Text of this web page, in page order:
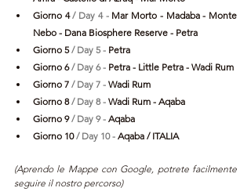
Giorno 4 / Day 4 - Mar Morto - Madaba - Monte
Nebo - Dana Biosphere Reserve - Petra
Giorno 5 / Day 5 - Petra
Giorno 6 / Day 6 - Petra - Little Petra - Wadi Rum
Giorno 7 / Day 7 - Wadi Rum
Giorno 8 / Day 8 - Wadi Rum - Aqaba
Giorno 9 / Day 9 - Aqaba
Giorno 10 / Day 10 - Aqaba / ITALIA
(Aprendo le Mappe con Google, potrete facilmente
seguire il nostro percorso)